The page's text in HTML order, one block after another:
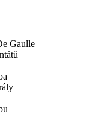
Gaulle